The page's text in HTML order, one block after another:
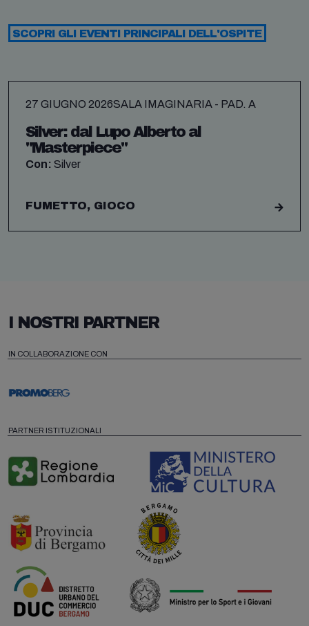
SCOPRI GLI EVENTI PRINCIPALI DELL'OSPITE
27 GIUGNO 2026SALA IMAGINARIA - PAD. A
Silver: dal Lupo Alberto al
"Masterpiece"
Con: Silver
FUMETTO, GIOCO
I NOSTRI PARTNER
IN COLLABORAZIONE CON
PARTNER ISTITUZIONALI